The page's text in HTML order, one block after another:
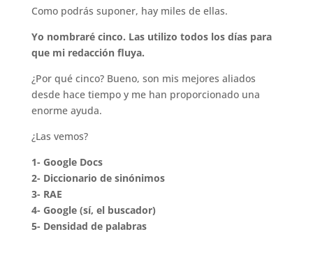
Como podrás suponer, hay miles de ellas.
Yo nombraré cinco. Las utilizo todos los días para
que mi redacción fluya.
¿Por qué cinco? Bueno, son mis mejores aliados
desde hace tiempo y me han proporcionado una
enorme ayuda.
¿Las vemos?
1- Google Docs
2- Diccionario de sinónimos
3- RAE
4- Google (sí, el buscador)
5- Densidad de palabras